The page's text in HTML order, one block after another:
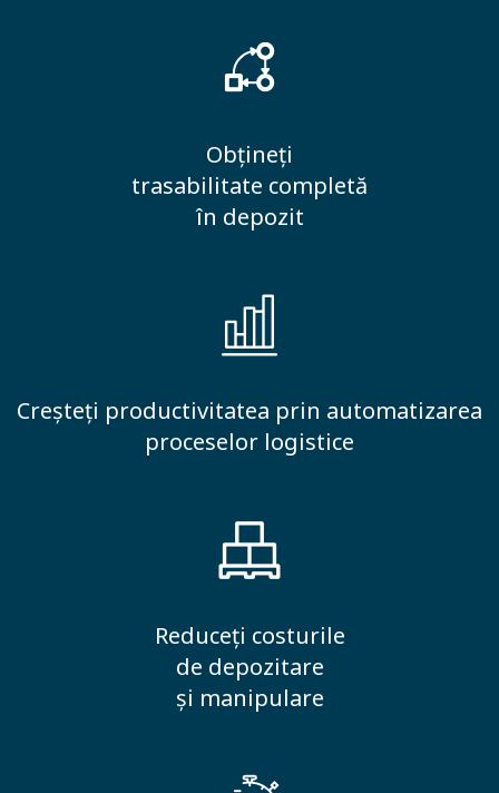
Obțineți
trasabilitate completă
în depozit
Creșteți productivitatea prin automatizarea
proceselor logistice
Reduceți costurile
de depozitare
și manipulare